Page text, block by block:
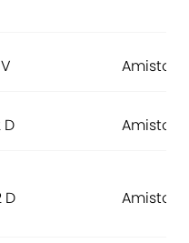
Amistoso
D Amistoso
D Amistoso